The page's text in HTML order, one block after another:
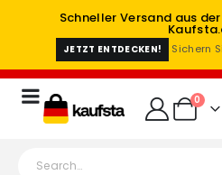
Schneller Versand aus
JETZT ENTDECKEN! Sichern
0